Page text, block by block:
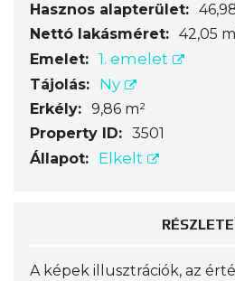
Hasznos alapterület:
Nettó lakásméret: 42,05
Emelet: 1. emelet
Tájolás: Ny
Erkély: 9,86 m²
Property ID: 3501
Állapot:
Elkelt
A képek illusztrációk, az